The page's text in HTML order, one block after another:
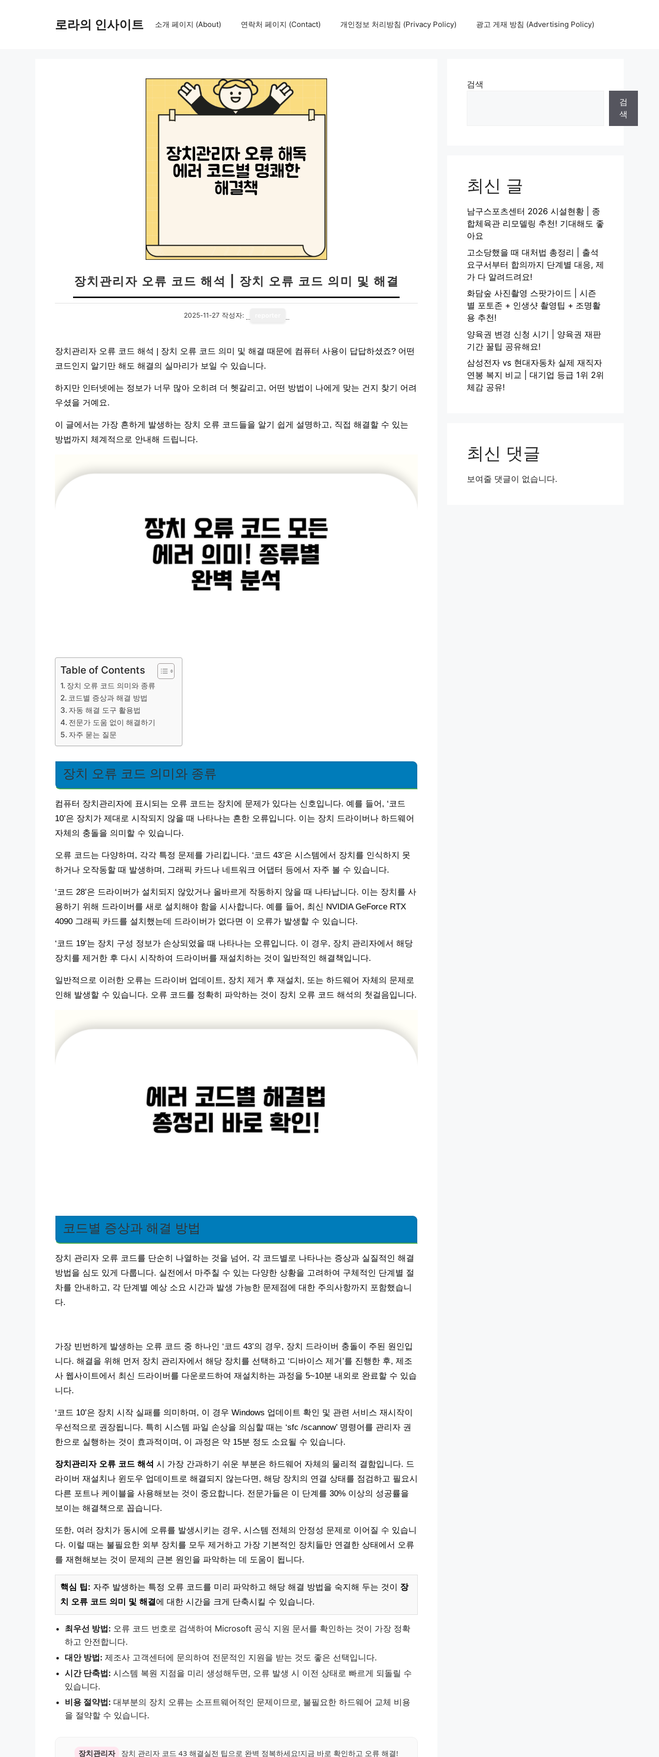
로라의 인사이트 소개 페이지 (About) 연락처 페이지 (Contact) 개인정보 처리방침 (Privacy Policy) 광고 게재 방침 (Advertising Policy)
장치관리자 오류 코드 해석 | 장치 오류 코드 의미 및 해결
2025-11-27 작성자:
장치관리자 오류 코드 해석 | 장치 오류 코드 의미 및 해결 때문에 컴퓨터 사용이 답답하셨죠? 어떤
코드인지 알기만 해도 해결의 실마리가 보일 수 있습니다.
하지만 인터넷에는 정보가 너무 많아 오히려 더 헷갈리고, 어떤 방법이 나에게 맞는 건지 찾기 어려
우셨을 거예요.
이 글에서는 가장 흔하게 발생하는 장치 오류 코드들을 알기 쉽게 설명하고, 직접 해결할 수 있는
방법까지 체계적으로 안내해 드립니다.
Table of Contents
장치 오류 코드 의미와 종류
코드별 증상과 해결 방법
자동 해결 도구 활용법
전문가 도움 없이 해결하기
자주 묻는 질문
장치 오류 코드 의미와 종류
컴퓨터 장치관리자에 표시되는 오류 코드는 장치에 문제가 있다는 신호입니다. 예를 들어, ‘코드
10’은 장치가 제대로 시작되지 않을 때 나타나는 흔한 오류입니다. 이는 장치 드라이버나 하드웨어
자체의 충돌을 의미할 수 있습니다.
오류 코드는 다양하며, 각각 특정 문제를 가리킵니다. ‘코드 43’은 시스템에서 장치를 인식하지 못
하거나 오작동할 때 발생하며, 그래픽 카드나 네트워크 어댑터 등에서 자주 볼 수 있습니다.
‘코드 28’은 드라이버가 설치되지 않았거나 올바르게 작동하지 않을 때 나타납니다. 이는 장치를 사
용하기 위해 드라이버를 새로 설치해야 함을 시사합니다. 예를 들어, 최신 NVIDIA GeForce RTX
4090 그래픽 카드를 설치했는데 드라이버가 없다면 이 오류가 발생할 수 있습니다.
‘코드 19’는 장치 구성 정보가 손상되었을 때 나타나는 오류입니다. 이 경우, 장치 관리자에서 해당
장치를 제거한 후 다시 시작하여 드라이버를 재설치하는 것이 일반적인 해결책입니다.
일반적으로 이러한 오류는 드라이버 업데이트, 장치 제거 후 재설치, 또는 하드웨어 자체의 문제로
인해 발생할 수 있습니다. 오류 코드를 정확히 파악하는 것이 장치 오류 코드 해석의 첫걸음입니다.
코드별 증상과 해결 방법
장치 관리자 오류 코드를 단순히 나열하는 것을 넘어, 각 코드별로 나타나는 증상과 실질적인 해결
방법을 심도 있게 다룹니다. 실전에서 마주칠 수 있는 다양한 상황을 고려하여 구체적인 단계별 절
차를 안내하고, 각 단계별 예상 소요 시간과 발생 가능한 문제점에 대한 주의사항까지 포함했습니
다.
가장 빈번하게 발생하는 오류 코드 중 하나인 ‘코드 43’의 경우, 장치 드라이버 충돌이 주된 원인입
니다. 해결을 위해 먼저 장치 관리자에서 해당 장치를 선택하고 ‘디바이스 제거’를 진행한 후, 제조
사 웹사이트에서 최신 드라이버를 다운로드하여 재설치하는 과정을 5~10분 내외로 완료할 수 있습
니다.
‘코드 10’은 장치 시작 실패를 의미하며, 이 경우 Windows 업데이트 확인 및 관련 서비스 재시작이
우선적으로 권장됩니다. 특히 시스템 파일 손상을 의심할 때는 ‘sfc /scannow’ 명령어를 관리자 권
한으로 실행하는 것이 효과적이며, 이 과정은 약 15분 정도 소요될 수 있습니다.
장치관리자 오류 코드 해석 시 가장 간과하기 쉬운 부분은 하드웨어 자체의 물리적 결함입니다. 드
라이버 재설치나 윈도우 업데이트로 해결되지 않는다면, 해당 장치의 연결 상태를 점검하고 필요시
다른 포트나 케이블을 사용해보는 것이 중요합니다. 전문가들은 이 단계를 30% 이상의 성공률을
보이는 해결책으로 꼽습니다.
또한, 여러 장치가 동시에 오류를 발생시키는 경우, 시스템 전체의 안정성 문제로 이어질 수 있습니
다. 이럴 때는 불필요한 외부 장치를 모두 제거하고 가장 기본적인 장치들만 연결한 상태에서 오류
를 재현해보는 것이 문제의 근본 원인을 파악하는 데 도움이 됩니다.
핵심 팁: 자주 발생하는 특정 오류 코드를 미리 파악하고 해당 해결 방법을 숙지해 두는 것이 장
치 오류 코드 의미 및 해결에 대한 시간을 크게 단축시킬 수 있습니다.
최우선 방법: 오류 코드 번호로 검색하여 Microsoft 공식 지원 문서를 확인하는 것이 가장 정확
하고 안전합니다.
대안 방법: 제조사 고객센터에 문의하여 전문적인 지원을 받는 것도 좋은 선택입니다.
시간 단축법: 시스템 복원 지점을 미리 생성해두면, 오류 발생 시 이전 상태로 빠르게 되돌릴 수
있습니다.
비용 절약법: 대부분의 장치 오류는 소프트웨어적인 문제이므로, 불필요한 하드웨어 교체 비용
을 절약할 수 있습니다.
장치관리자 장치 관리자 코드 43 해결실전 팁으로 완벽 정복하세요!지금 바로 확인하고 오류 해결!
검색
검
색
최신 글
남구스포츠센터 2026 시설현황 | 종
합체육관 리모델링 추천! 기대해도 좋
아요
고소당했을 때 대처법 총정리 | 출석
요구서부터 합의까지 단계별 대응, 제
가 다 알려드려요!
화담숲 사진촬영 스팟가이드 | 시즌
별 포토존 + 인생샷 촬영팁 + 조명활
용 추천!
양육권 변경 신청 시기 | 양육권 재판
기간 꿀팁 공유해요!
삼성전자 vs 현대자동차 실제 재직자
연봉 복지 비교 | 대기업 등급 1위 2위
체감 공유!
최신 댓글
보여줄 댓글이 없습니다.